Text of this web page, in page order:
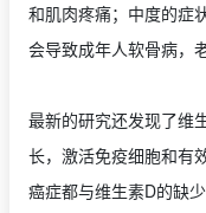
和肌肉疼痛；中度的症
会导致成年人软骨病，
最新的研究还发现了维
长，激活免疫细胞和有
癌症都与维生素D的缺